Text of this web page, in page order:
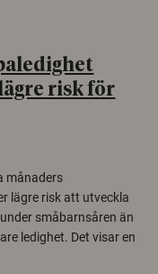
risk för
månaders
lägre risk att utveckla
småbarnsåren än
ledighet. Det visar en